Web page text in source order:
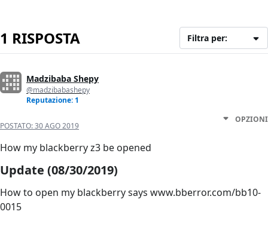
1 RISPOSTA Filtra per:
Madzibaba Shepy
@madzibabashepy
Reputazione: 1
POSTATO:30 AGO 2019
OPZIONI
How my blackberry z3 be opened
Update (08/30/2019)
How to open my blackberry​ says www.bberror.com/bb10-
0015